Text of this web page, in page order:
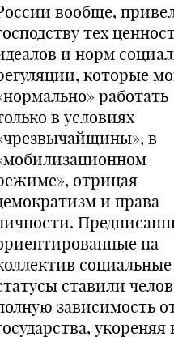
вообще,
тех
и норм
которые
работать
в условиях
в
отрицая
и права
на
социальные
ставили
зависимость
укореняя